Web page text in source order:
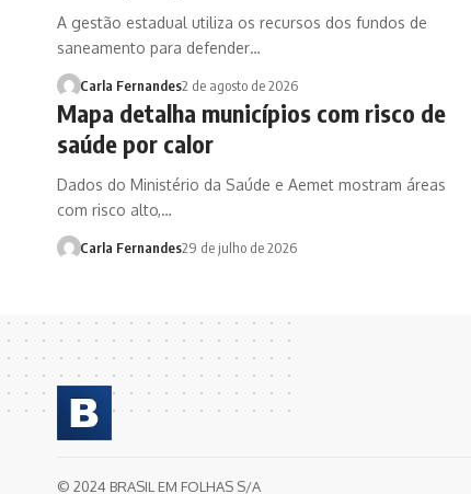
A gestão estadual utiliza os recursos dos fundos de
saneamento para defender…
Carla Fernandes2 de agosto de 2026
Mapa detalha municípios com risco de
saúde por calor
Dados do Ministério da Saúde e Aemet mostram áreas
com risco alto,…
Carla Fernandes29 de julho de 2026
© 2024 BRASIL EM FOLHAS S/A